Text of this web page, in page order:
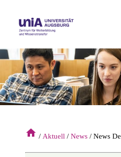
Suchbegriffe
home Aktuell News News